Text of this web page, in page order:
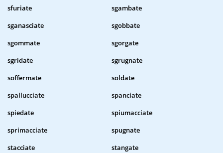
sfuriate
sgambate
sganasciate
sgobbate
sgommate
sgorgate
sgridate
sgrugnate
soffermate
soldate
spallucciate
spanciate
spiedate
spiumacciate
sprimacciate
spugnate
stacciate
stangate